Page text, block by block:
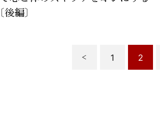
〔後編〕
1 2